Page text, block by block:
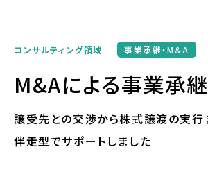
コンサルティング領域 事業承継・M＆A
M&Aによる事業承
譲受先との交渉から株式譲渡の実行
伴走型でサポートしました